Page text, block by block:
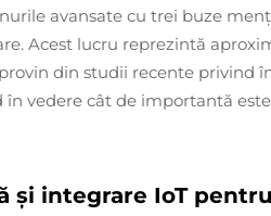
avansate cu trei buze
Acest lucru reprezintă
din studii recente privind
în vedere cât de importantă
și integrare IoT